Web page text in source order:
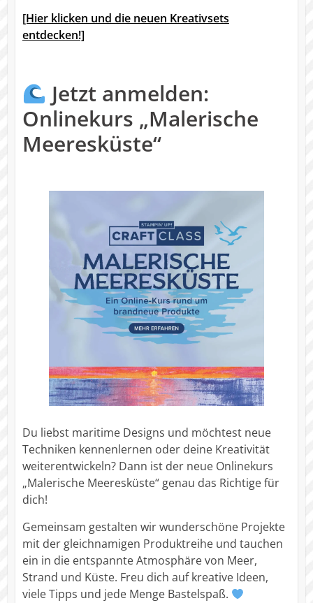
[Hier klicken und die neuen Kreativsets
entdecken!]
Jetzt anmelden:
Onlinekurs „Malerische
Meeresküste“
Du liebst maritime Designs und möchtest neue
Techniken kennenlernen oder deine Kreativität
weiterentwickeln? Dann ist der neue Onlinekurs
„Malerische Meeresküste“ genau das Richtige für
dich!
Gemeinsam gestalten wir wunderschöne Projekte
mit der gleichnamigen Produktreihe und tauchen
ein in die entspannte Atmosphäre von Meer,
Strand und Küste. Freu dich auf kreative Ideen,
viele Tipps und jede Menge Bastelspaß.